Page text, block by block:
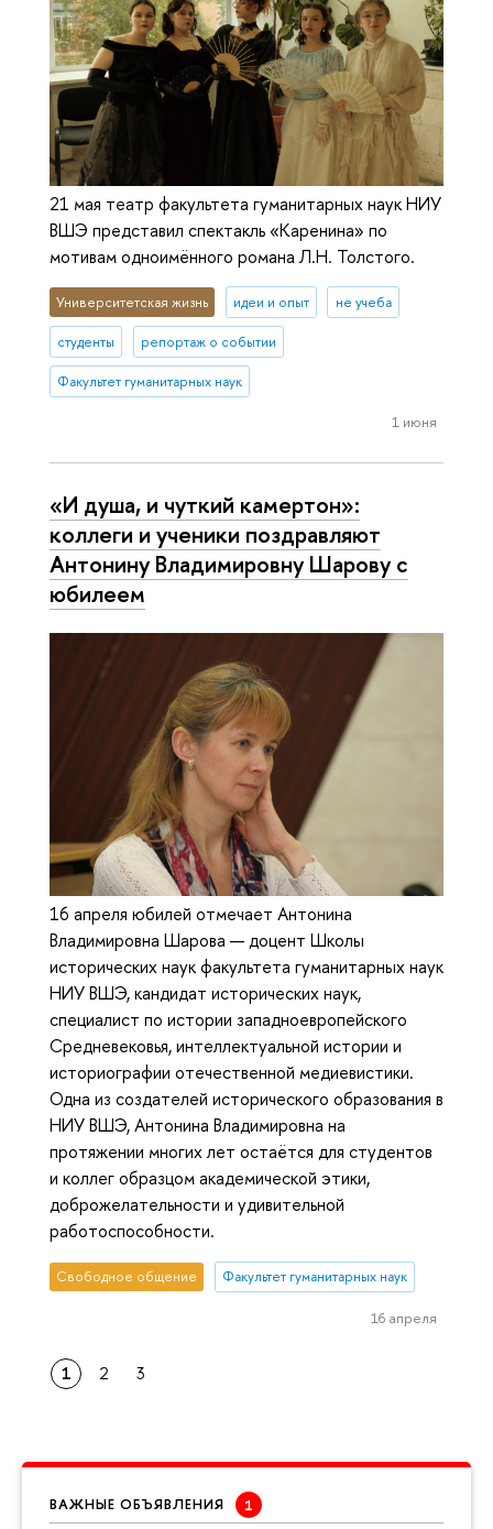
ВАЖНЫЕ ОБЪЯВЛЕНИЯ
21 мая театр факультета гуманитарных наук НИУ
ВШЭ представил спектакль «Каренина» по
мотивам одноимённого романа Л.Н. Толстого.
Университетская жизнь идеи и опыт не учеба
студенты репортаж о событии
Факультет гуманитарных наук
1 июня
«И душа, и чуткий камертон»:
коллеги и ученики поздравляют
Антонину Владимировну Шарову с
юбилеем
16 апреля юбилей отмечает Антонина
Владимировна Шарова — доцент Школы
исторических наук факультета гуманитарных наук
НИУ ВШЭ, кандидат исторических наук,
специалист по истории западноевропейского
Средневековья, интеллектуальной истории и
историографии отечественной медиевистики.
Одна из создателей исторического образования в
НИУ ВШЭ, Антонина Владимировна на
протяжении многих лет остаётся для студентов
и коллег образцом академической этики,
доброжелательности и удивительной
работоспособности.
Свободное общение Факультет гуманитарных наук
16 апреля
1 2 3